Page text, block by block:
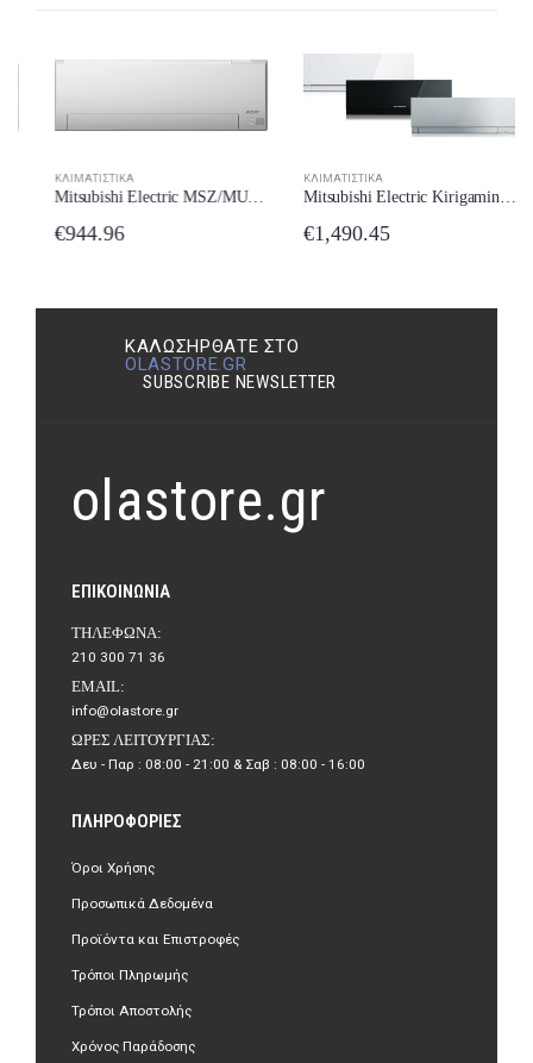
ΚΛΙΜΑΤΙΣΤΙΚΆ
Mitsubishi Electric MSZ/MUZ-BT25VG Κλιματιστικό Inverter 9000 BTU A++/A+++ με Wi-Fi New Model 2024
944.96
ΚΛΙΜΑΤΙΣΤΙΚΆ
Mitsubishi Electric Kirigamine Zen MSZ/MUZ-EF42VE2 Κλιματιστικό Inverter 16000 BTU A++/A++ με Wi-Fi New Model 2024
1,490.45
ΚΑΛΩΣΉΡΘΑΤΕ ΣΤΟ
OLASTORE.GR
SUBSCRIBE NEWSLETTER
olastore.gr
ΕΠΙΚΟΙΝΩΝΊΑ
ΤΗΛΈΦΩΝΑ:
210 300 71 36
EMAIL:
info@olastore.gr
ΏΡΕΣ ΛΕΙΤΟΥΡΓΊΑΣ:
Δευ - Παρ : 08:00 - 21:00 & Σαβ : 08:00 - 16:00
ΠΛΗΡΟΦΟΡΊΕΣ
Όροι Χρήσης
Προσωπικά Δεδομένα
Προϊόντα και Επιστροφές
Τρόποι Πληρωμής
Τρόποι Αποστολής
Χρόνος Παράδοσης